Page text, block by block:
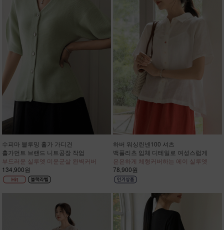
수피마 블루밍 홀가 가디건
홀가먼트 브랜드 니트공장 작업
부드러운 실루엣 미운군살 완벽커버
134,900원
하버 워싱린넨100 셔츠
백플리츠 입체 디테일로 여성스럽게
은은하게 체형커버하는 에이 실루엣
78,900원